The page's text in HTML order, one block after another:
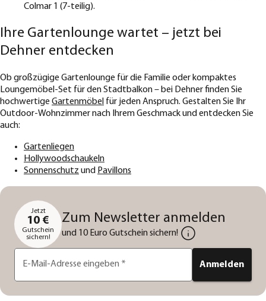
Colmar 1 (7-teilig).
Ihre Gartenlounge wartet – jetzt bei
Dehner entdecken
Ob großzügige Gartenlounge für die Familie oder kompaktes
Loungemöbel-Set für den Stadtbalkon – bei Dehner finden Sie
hochwertige Gartenmöbel für jeden Anspruch. Gestalten Sie Ihr
Outdoor-Wohnzimmer nach Ihrem Geschmack und entdecken Sie
auch:
Gartenliegen
Hollywoodschaukeln
Sonnenschutz und Pavillons
Jetzt
10 €
Gutschein
sichern!
Zum Newsletter anmelden
und 10 Euro Gutschein sichern!
E-Mail-Adresse eingeben * Anmelden